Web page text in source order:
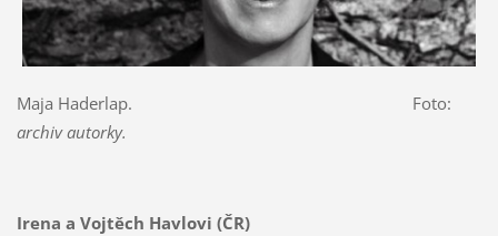
Maja Haderlap. Foto:
archiv autorky.
Irena a Vojtěch Havlovi (ČR)